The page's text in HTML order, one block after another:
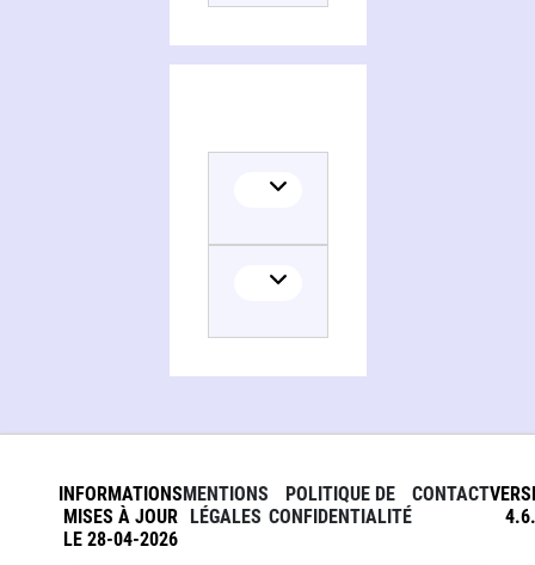
INFORMATIONS
MISES À JOUR
LE 28-04-2026
MENTIONS
LÉGALES
POLITIQUE DE
CONFIDENTIALITÉ
CONTACT